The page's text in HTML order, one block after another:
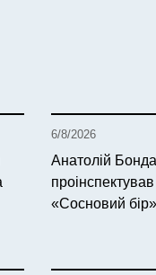
6/8/2026
Анатолій
«Сосновий бір»